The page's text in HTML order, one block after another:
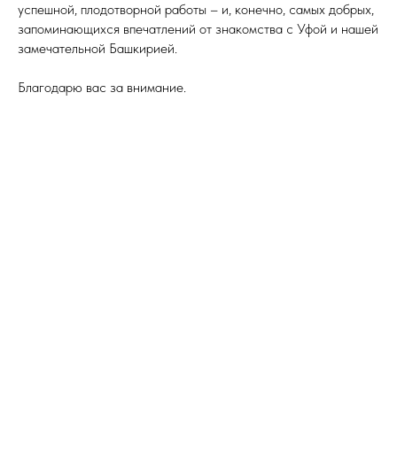
успешной, плодотворной работы – и, конечно, самых добрых,
запоминающихся впечатлений от знакомства с Уфой и нашей
замечательной Башкирией.
Благодарю вас за внимание.